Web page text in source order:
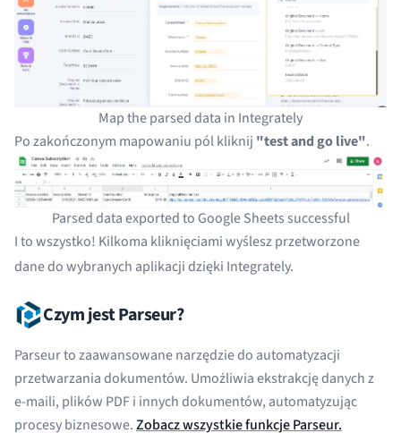
Map the parsed data in Integrately
Po zakończonym mapowaniu pól kliknij "test and go live".
Parsed data exported to Google Sheets successful
I to wszystko! Kilkoma kliknięciami wyślesz przetworzone
dane do wybranych aplikacji dzięki Integrately.
Czym jest Parseur?
Parseur to zaawansowane narzędzie do automatyzacji
przetwarzania dokumentów. Umożliwia ekstrakcję danych z
e-maili, plików PDF i innych dokumentów, automatyzując
procesy biznesowe.Zobacz wszystkie funkcje Parseur.